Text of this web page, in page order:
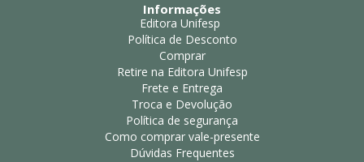
Informações
Editora Unifesp
Política de Desconto
Comprar
Retire na Editora Unifesp
Frete e Entrega
Troca e Devolução
Política de segurança
Como comprar vale-presente
Dúvidas Frequentes